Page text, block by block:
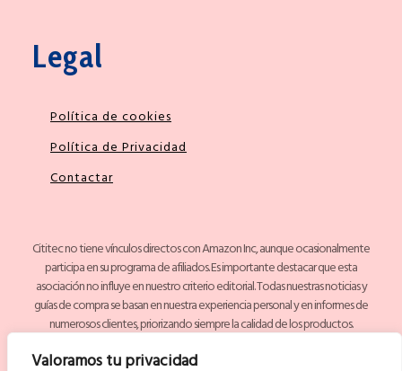
Valoramos tu privacidad
Legal
Política de cookies
Política de Privacidad
Contactar
Cititec no tiene vínculos directos con Amazon Inc, aunque ocasionalmente
participa en su programa de afiliados. Es importante destacar que esta
asociación no influye en nuestro criterio editorial. Todas nuestras noticias y
guías de compra se basan en nuestra experiencia personal y en informes de
numerosos clientes, priorizando siempre la calidad de los productos.